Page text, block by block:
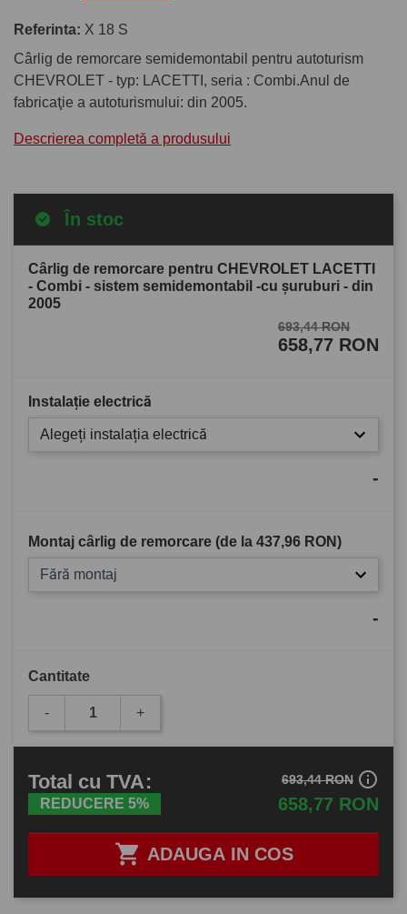
Referinta: X 18 S
Cârlig de remorcare semidemontabil pentru autoturism
CHEVROLET - typ: LACETTI, seria : Combi.Anul de
fabricaţie a autoturismului: din 2005.
Descrierea completă a produsului
În stoc
Cârlig de remorcare pentru CHEVROLET LACETTI
- Combi - sistem semidemontabil -cu şuruburi - din
2005
693,44 RON
658,77 RON
Instalație electrică
Alegeți instalația electrică
-
Montaj cârlig de remorcare (de la 437,96 RON)
Fără montaj
-
Cantitate
- +
 ADAUGA IN COS
Total cu TVA:
REDUCERE 5% 658,77 RON
693,44 RON info_outline